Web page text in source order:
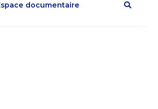
documentaire